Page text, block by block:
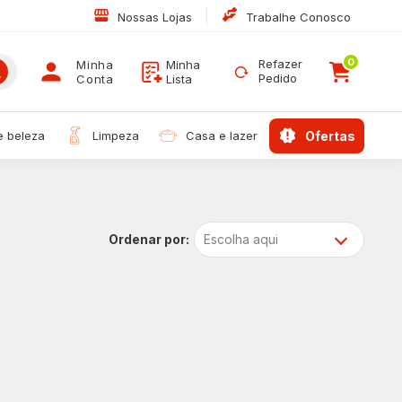
Nossas Lojas Trabalhe Conosco
Minha
Conta
Minha
Lista
Refazer
Pedido
0
beleza limpeza casa e lazer ofertas
Escolha aqui